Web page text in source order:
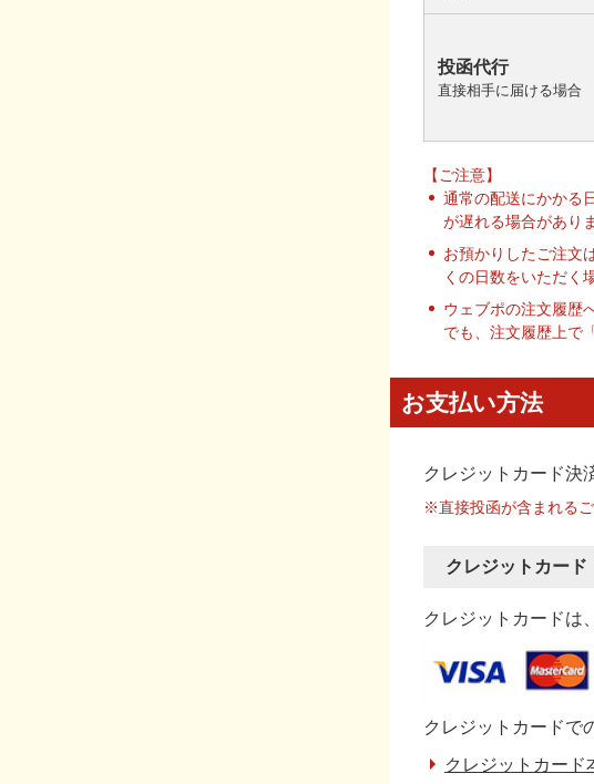
投函代行
直接相手に届ける場合
【ご注意】
通常の配送にかかる
が遅れる場合があり
お預かりしたご注文
くの日数をいただく
ウェブポの注文履歴
でも、注文履歴上で
お支払い方法
クレジットカード決
※直接投函が含まれる
クレジットカード
クレジットカードは
クレジットカードで
クレジットカード